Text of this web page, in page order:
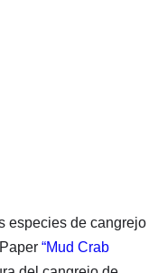
especies de cangrejo
“Mud Crab